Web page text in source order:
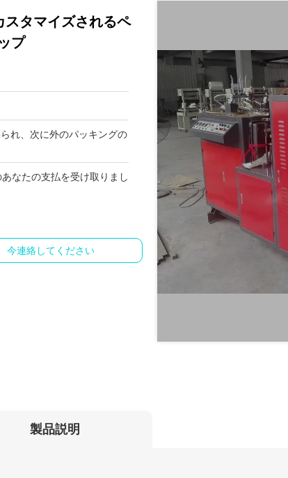
タマイズされるペ
プ
れ、次に外のパッキングの
なたの支払を受け取りまし
今連絡してください
製品説明